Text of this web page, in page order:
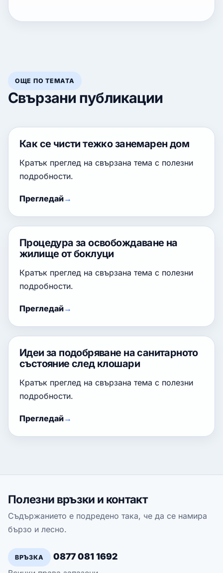
ОЩЕ ПО ТЕМАТА
Свързани публикации
Как се чисти тежко занемарен дом
Кратък преглед на свързана тема с полезни
подробности.
Прегледай
Процедура за освобождаване на
жилище от боклуци
Кратък преглед на свързана тема с полезни
подробности.
Прегледай
Идеи за подобряване на санитарното
състояние след клошари
Кратък преглед на свързана тема с полезни
подробности.
Прегледай
Полезни връзки и контакт
Съдържанието е подредено така, че да се намира
бързо и лесно.
ВРЪЗКА 0877 081 1692